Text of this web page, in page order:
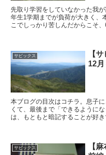
先取り学習をしていなかった我
年生1学期までが負荷が大きく、
こでしっかり苦しんだからこそ
サピックス
【
12
本ブログの目次はコチラ。息子
くて、最後まで「できるように
は、もともと暗記することが好
サピックス
【